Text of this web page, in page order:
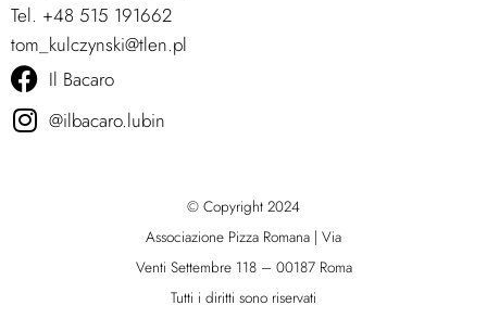
Tel. +48 515 191662
tom_kulczynski@tlen.pl
Il Bacaro
@ilbacaro.lubin
© Copyright 2024
Associazione Pizza Romana | Via
Venti Settembre 118 – 00187 Roma
Tutti i diritti sono riservati